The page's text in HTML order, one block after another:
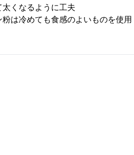
太くなるように工夫
は冷めても食感のよいものを使用